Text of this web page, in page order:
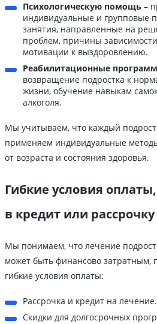
Психологическую помощь –
индивидуальные и групповые
занятия, направленные на
проблем, причины
мотивации к выздоровлению.
Реабилитационные
возвращение подростка к
жизни, обучение навыкам
алкоголя.
Мы учитываем, что каждый
применяем индивидуальные
от возраста и состояния здоровья.
Гибкие условия
в кредит или рассрочку
Мы понимаем, что лечение
может быть финансово затратным,
гибкие условия оплаты:
Рассрочка и кредит на лечение.
Скидки для долгосрочных